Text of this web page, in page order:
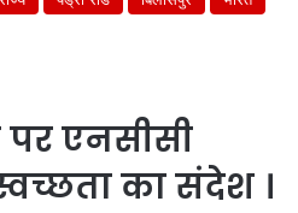
एनसीसी
का संदेश ।